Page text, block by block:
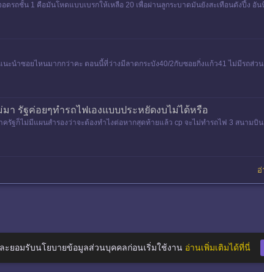
รถชั้น 1 คือมันโหดแบบเบรกให้เหลือ 20 เพื่อผ่านลูกระบาดมันยังสะเทือนดังปึ้ง
ำซอยไหนมากกว่าคะ ตอนนี้ที่ว่างมีลาดกระบัง40/2กับซอยกิ่งแก้ว41 ไม่มีรถส่วน
า รัฐค่อยๆทำรถไฟเองแบบประหยัดงบไม่ได้หรือ
ฐก็ไม่มีแผนสำรองว่าจะต้องทำไงต่อหากสุดท้ายแล้ว cp จะไม่ทำรถไฟ 3 สนามบิน
ะยอมรับนโยบายข้อมูลส่วนบุคคลก่อนเริ่มใช้งาน อ่านเพิ่มเติมได้ที่นี่